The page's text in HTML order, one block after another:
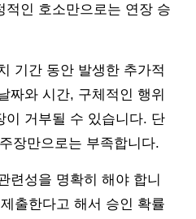
적인 호소만으로는 연장 승
기간 동안 발생한 추가적
짜와 시간, 구체적인 행위
이 거부될 수 있습니다. 단
장만으로는 부족합니다.
련성을 명확히 해야 합니
출한다고 해서 승인 확률